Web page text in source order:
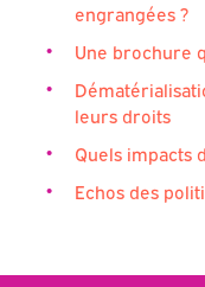
engrangées ?
Une brochure
leurs droits
Quels impacts
Echos des